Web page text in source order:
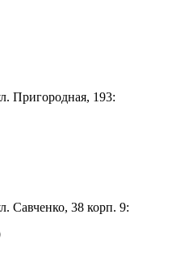
Пригородная, 193:
Савченко, 38 корп. 9: